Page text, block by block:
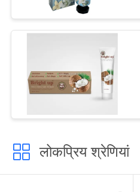
लोकप्रिय श्रेणियां